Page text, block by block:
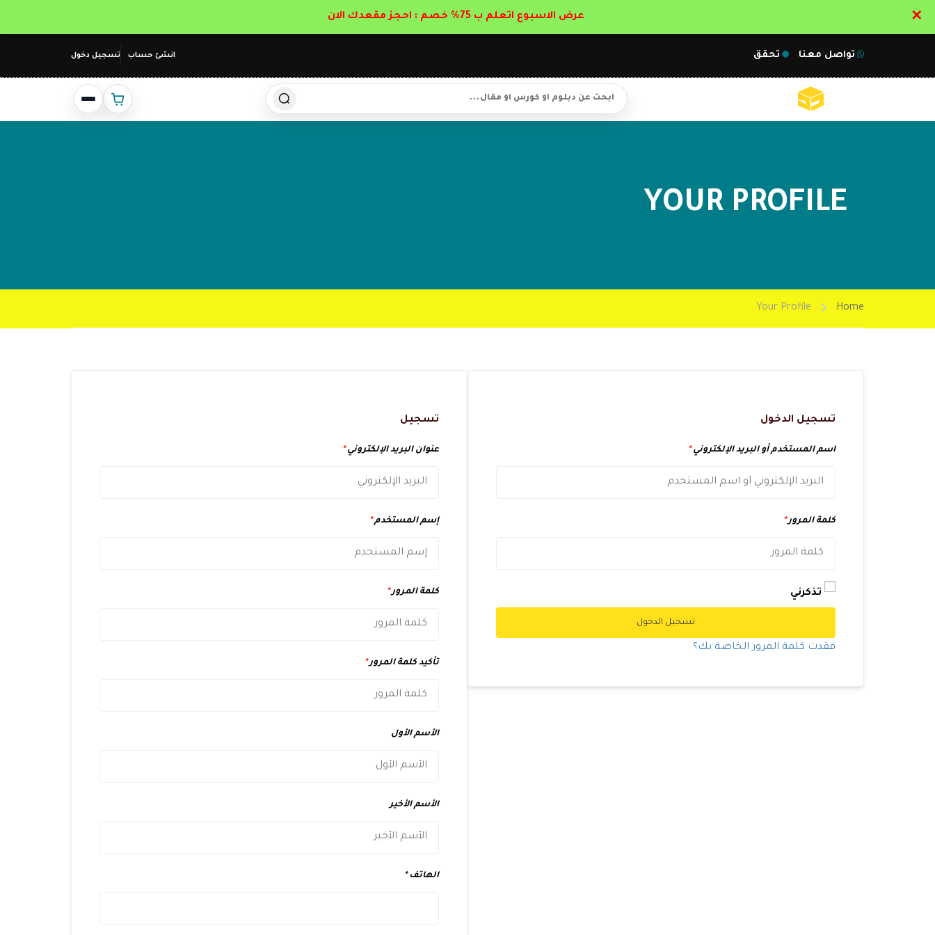
انشئ حساب تسجيل دخول تواصل معنا تحقق
YOUR PROFILE
Home
Your Profile
تسجيل الدخول
اسم المستخدم أو البريد الإلكتروني*
كلمة المرور*
تذكرني
تسجيل الدخول
فقدت كلمة المرور الخاصة بك؟
تسجيل
عنوان البريد الإلكتروني*
إسم المستخدم*
كلمة المرور*
تأكيد كلمة المرور*
الأسم الأول
الأسم الأخير
الهاتف
عرض الاسبوع اتعلم ب 75% خصم : احجز مقعدك الان ✕